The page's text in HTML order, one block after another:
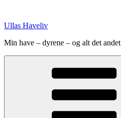
indhold
Ullas Haveliv
Min have – dyrene – og alt det andet